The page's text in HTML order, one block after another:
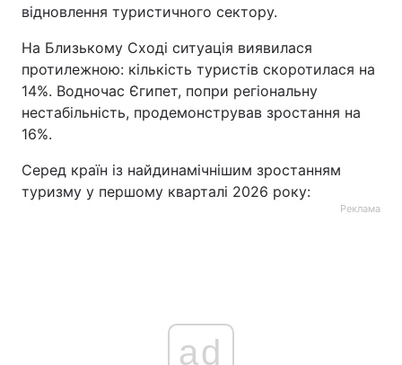
відновлення туристичного сектору.
На Близькому Сході ситуація виявилася
протилежною: кількість туристів скоротилася на
14%. Водночас Єгипет, попри регіональну
нестабільність, продемонстрував зростання на
16%.
Серед країн із найдинамічнішим зростанням
туризму у першому кварталі 2026 року:
Реклама
ad